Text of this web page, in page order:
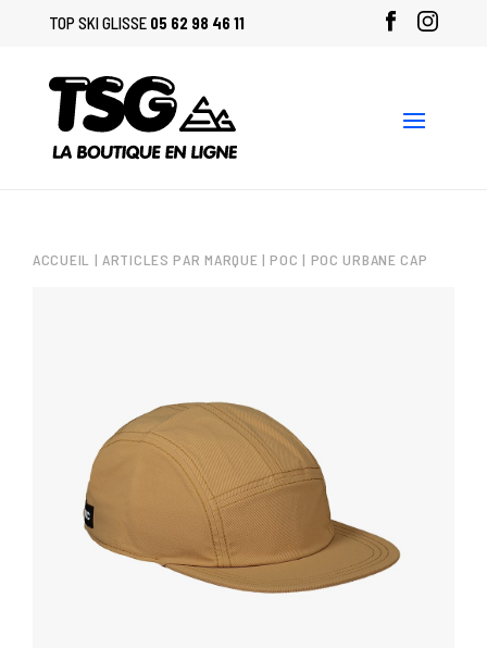
TOP SKI GLISSE 05 62 98 46 11
ACCUEIL |ARTICLES PAR MARQUE |POC | POC URBANE CAP